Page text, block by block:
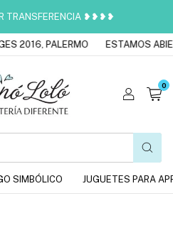
TRANSFERENCIA ❥❥❥❥
2016, PALERMO ESTAMOS
0
SIMBÓLICO JUGUETES PARA